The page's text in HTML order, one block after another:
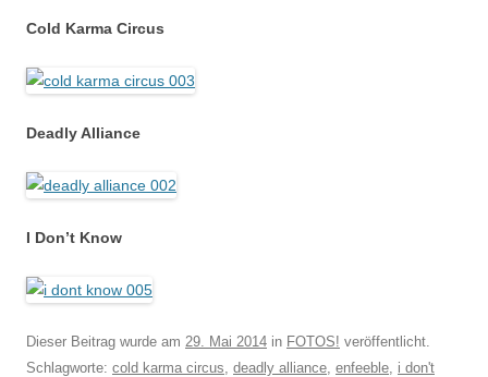
Cold Karma Circus
Deadly Alliance
I Don’t Know
Dieser Beitrag wurde am 29. Mai 2014 in FOTOS! veröffentlicht.
Schlagworte: cold karma circus, deadly alliance, enfeeble, i don't